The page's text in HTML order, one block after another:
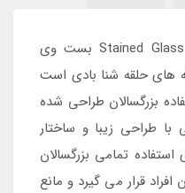
تک نفره طرح Stained Glass بست وی
های حلقه شنا بادی است
بزرگسالان طراحی شده
طراحی زیبا و ساختار
استفاده تمامی بزرگسالان
قرار می گیرد و مانع